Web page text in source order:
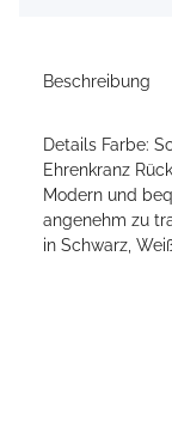
Beschreibung
Details Farbe:
Ehrenkranz
Modern und
angenehm zu
in Schwarz,